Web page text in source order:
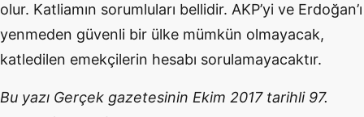
olur. Katliamın sorumluları bellidir. AKP’yi ve Erdoğan’ı
yenmeden güvenli bir ülke mümkün olmayacak,
katledilen emekçilerin hesabı sorulamayacaktır.
Bu yazı Gerçek gazetesinin Ekim 2017 tarihli 97.